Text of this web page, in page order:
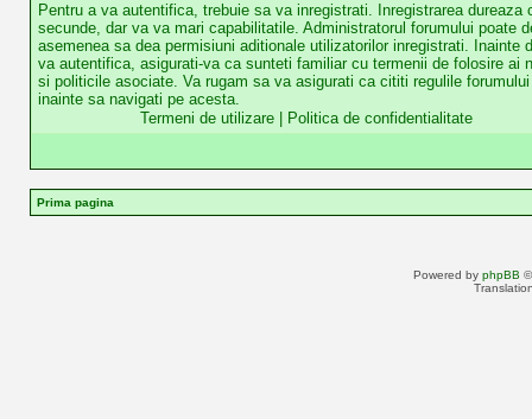
Pentru a va autentifica, trebuie sa va inregistrati. Inregistrarea dureaza
secunde, dar va va mari capabilitatile. Administratorul forumului poate
asemenea sa dea permisiuni aditionale utilizatorilor inregistrati. Inainte
va autentifica, asigurati-va ca sunteti familiar cu termenii de folosire ai
si politicile asociate. Va rugam sa va asigurati ca cititi regulile forumului
inainte sa navigati pe acesta.
Termeni de utilizare
Politica de confidentialitate
Prima pagina
Powered by phpBB